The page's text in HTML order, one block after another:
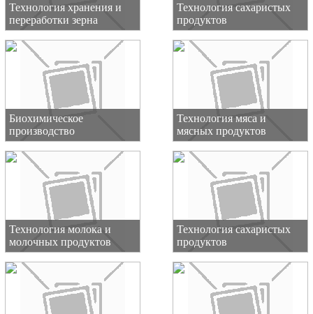
Технология хранения и
переработки зерна
Технология сахаристых
продуктов
Биохимическое
производство
Технология мяса и
мясных продуктов
Технология молока и
молочных продуктов
Технология сахаристых
продуктов